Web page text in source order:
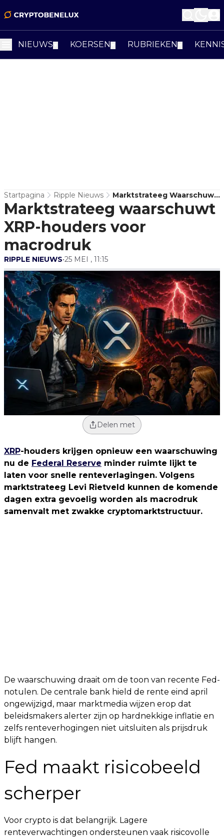
NIEUWS KOERSEN RUBRIEKEN
Startpagina Ripple Nieuws
Marktstrateeg Waarschuwt
XRP-Houders Voor
Macrodruk
Marktstrateeg waarschuwt
XRP-houders voor
macrodruk
RIPPLE NIEUWS•25 MEI , 11:15
Delen met
XRP-houders krijgen opnieuw een waarschuwing
nu de Federal Reserve minder ruimte lijkt te
laten voor snelle renteverlagingen. Volgens
marktstrateeg Levi Rietveld kunnen de komende
dagen extra gevoelig worden als macrodruk
samenvalt met zwakke cryptomarktstructuur.
De waarschuwing draait om de toon van recente Fed-
notulen. De centrale bank hield de rente eind april
ongewijzigd, maar marktmedia wijzen erop dat
beleidsmakers alerter zijn op hardnekkige inflatie en
zelfs renteverhogingen niet uitsluiten als prijsdruk
blijft hangen.
Fed maakt risicobeeld
scherper
Voor crypto is dat belangrijk. Lagere
renteverwachtingen ondersteunen vaak risicovolle